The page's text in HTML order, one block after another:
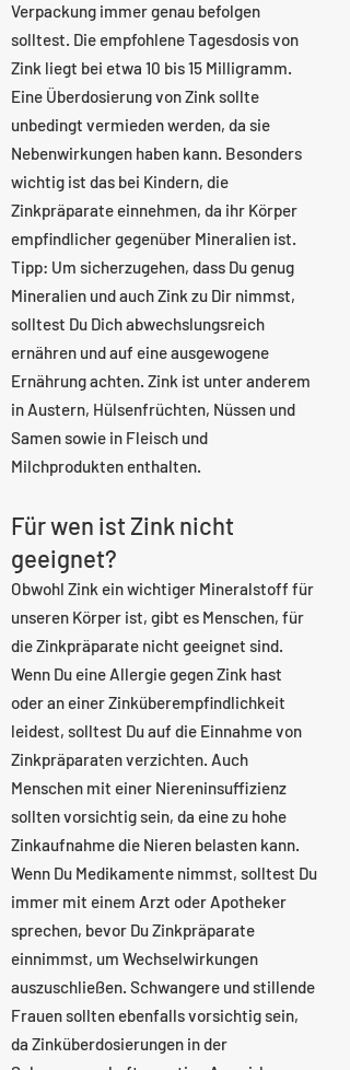
Verpackung immer genau befolgen
solltest. Die empfohlene Tagesdosis von
Zink liegt bei etwa 10 bis 15 Milligramm.
Eine Überdosierung von Zink sollte
unbedingt vermieden werden, da sie
Nebenwirkungen haben kann. Besonders
wichtig ist das bei Kindern, die
Zinkpräparate einnehmen, da ihr Körper
empfindlicher gegenüber Mineralien ist.
Tipp: Um sicherzugehen, dass Du genug
Mineralien und auch Zink zu Dir nimmst,
solltest Du Dich abwechslungsreich
ernähren und auf eine ausgewogene
Ernährung achten. Zink ist unter anderem
in Austern, Hülsenfrüchten, Nüssen und
Samen sowie in Fleisch und
Milchprodukten enthalten.
Für wen ist Zink nicht
geeignet?
Obwohl Zink ein wichtiger Mineralstoff für
unseren Körper ist, gibt es Menschen, für
die Zinkpräparate nicht geeignet sind.
Wenn Du eine Allergie gegen Zink hast
oder an einer Zinküberempfindlichkeit
leidest, solltest Du auf die Einnahme von
Zinkpräparaten verzichten. Auch
Menschen mit einer Niereninsuffizienz
sollten vorsichtig sein, da eine zu hohe
Zinkaufnahme die Nieren belasten kann.
Wenn Du Medikamente nimmst, solltest Du
immer mit einem Arzt oder Apotheker
sprechen, bevor Du Zinkpräparate
einnimmst, um Wechselwirkungen
auszuschließen. Schwangere und stillende
Frauen sollten ebenfalls vorsichtig sein,
da Zinküberdosierungen in der